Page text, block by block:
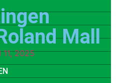
Mall
11, 2025